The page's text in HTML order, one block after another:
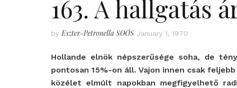
163. A hallgatás
by Eszter-Petronella SOÓS January 1, 1970
Hollande elnök népszerűsége soha, de
pontosan 15%-on áll. Vajon innen csak
közélet elmúlt napokban megfigyelhető